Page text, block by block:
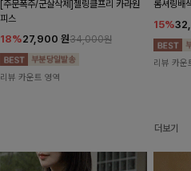
[주문폭주/군살삭제]젤링클프리 카라원
피스
18%27,900 원34,000원
리뷰 카운트 영역
롬셔링배
15%
리뷰 카운
더보기